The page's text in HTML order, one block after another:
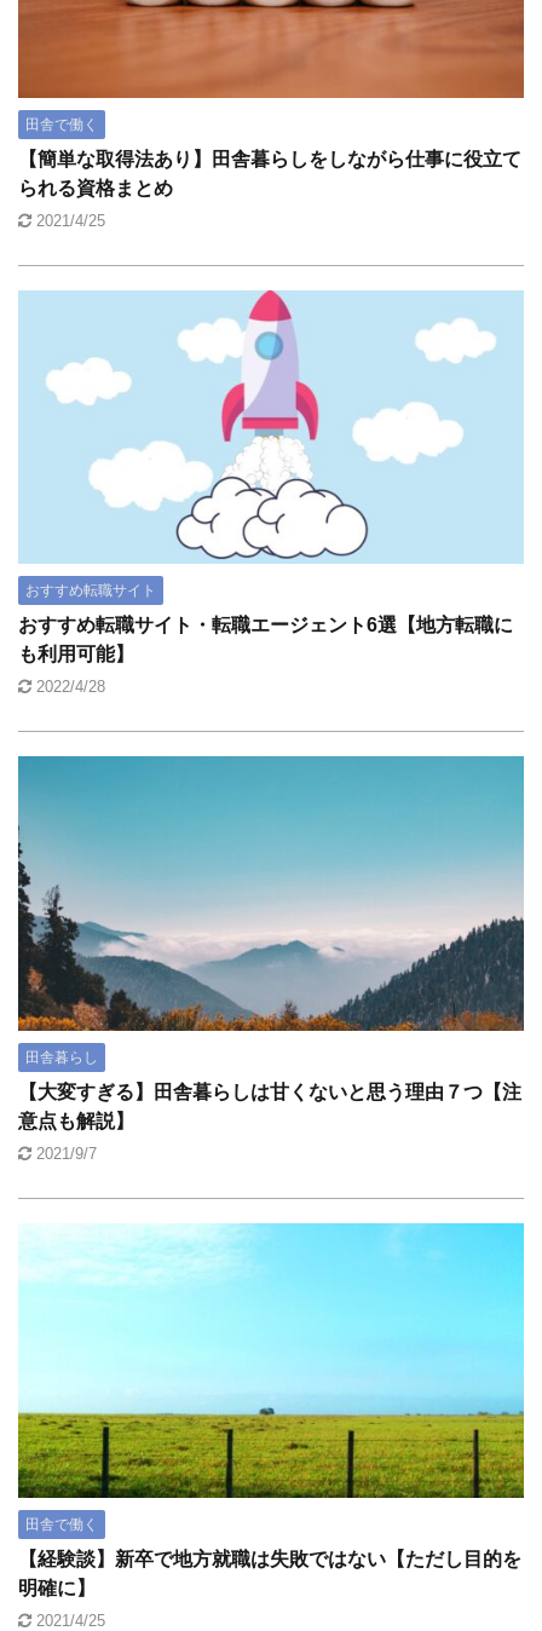
田舎で働く
【簡単な取得法あり】田舎暮らしをしながら仕事に役立て
られる資格まとめ
2021/4/25
おすすめ転職サイト
おすすめ転職サイト・転職エージェント6選【地方転職に
も利用可能】
2022/4/28
田舎暮らし
【大変すぎる】田舎暮らしは甘くないと思う理由７つ【注
意点も解説】
2021/9/7
田舎で働く
【経験談】新卒で地方就職は失敗ではない【ただし目的を
明確に】
2021/4/25